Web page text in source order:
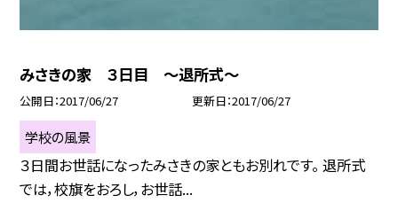
みさきの家 ３日目 〜退所式〜
公開日 2017/06/27 更新日 2017/06/27
学校の風景
３日間お世話になったみさきの家ともお別れです。 退所式
では，校旗をおろし，お世話...